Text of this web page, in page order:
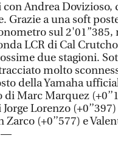
Andrea
Grazie a una soft
sul 2'01”385,
LCR di Cal
due stagioni.
molto
della Yamaha
di Marc Marquez
Lorenzo (+0’’397)
(+0’’577) e
—